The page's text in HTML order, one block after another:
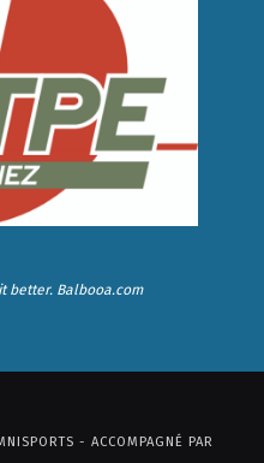
better. Balbooa.com
- ACCOMPAGNÉ PAR